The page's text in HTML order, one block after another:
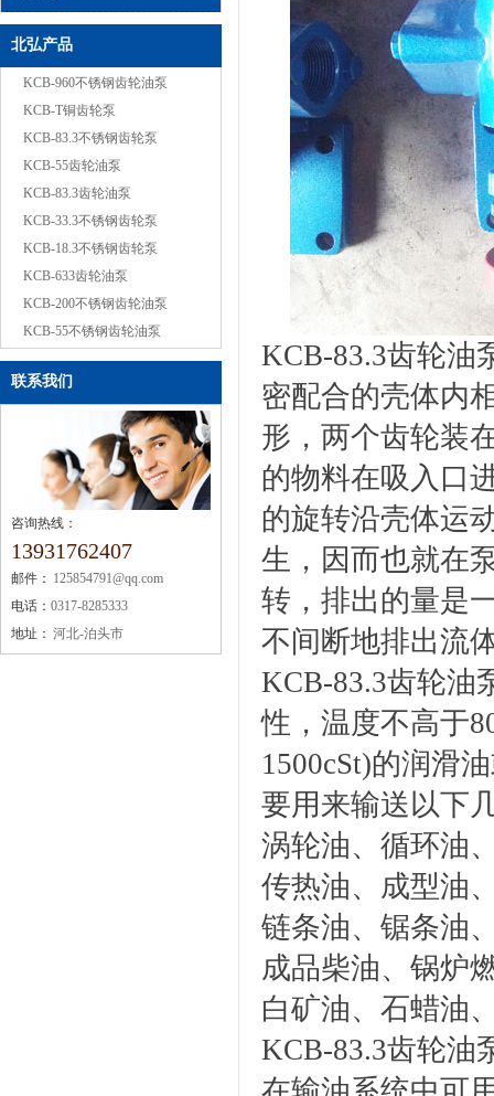
北弘产品
KCB-960不锈钢齿轮油泵
KCB-T铜齿轮泵
KCB-83.3不锈钢齿轮泵
KCB-55齿轮油泵
KCB-83.3齿轮油泵
KCB-33.3不锈钢齿轮泵
KCB-18.3不锈钢齿轮泵
KCB-633齿轮油泵
KCB-200不锈钢齿轮油泵
KCB-55不锈钢齿轮油泵
联系我们
咨询热线：
13931762407
邮件： 125854791@qq.com
电话： 0317-8285333
地址： 河北-泊头市
KCB-83.3齿轮油
密配合的壳体内
形，两个齿轮装
的物料在吸入口
的旋转沿壳体运
生，因而也就在
转，排出的量是
不间断地排出流
KCB-83.3齿轮油
性，温度不高于
1500cSt)的润滑
要用来输送以下
涡轮油、循环油
传热油、成型油
链条油、锯条油
成品柴油、锅炉
白矿油、石蜡油
KCB-83.3齿轮油